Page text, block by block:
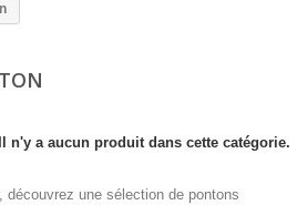
Il n'y a aucun produit dans cette catégorie.
découvrez une sélection de pontons